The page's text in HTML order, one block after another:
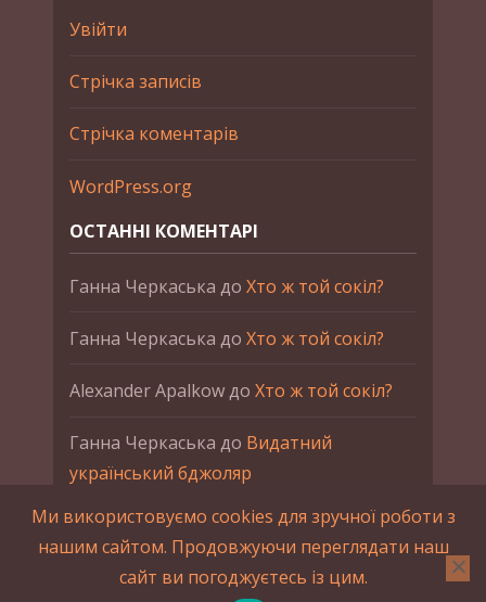
Увійти
Стрічка записів
Стрічка коментарів
WordPress.org
ОСТАННІ КОМЕНТАРІ
Ганна Черкаська до Хто ж той сокіл?
Ганна Черкаська до Хто ж той сокіл?
Alexander Apalkowдо Хто ж той сокіл?
Ганна Черкаська до Видатний
український бджоляр
Ганна ЧеркаськадоПетро Франко
2015-2023 © UAHistory Всі права застережено.
Ми використовуємо cookies для зручної роботи з
нашим сайтом. Продовжуючи переглядати наш
сайт ви погоджуєтесь із цим.